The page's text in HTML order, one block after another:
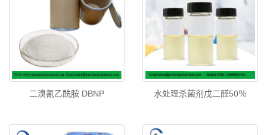
二溴氰乙酰胺 DBNP 水处理杀菌剂戊二醛50％